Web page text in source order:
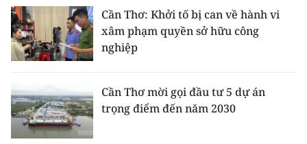
Cần Thơ: Khởi tố bị can về hành vi
xâm phạm quyền sở hữu công
nghiệp
Cần Thơ mời gọi đầu tư 5 dự án
trọng điểm đến năm 2030